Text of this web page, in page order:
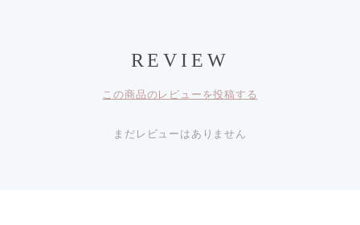
REVIEW
この商品のレビューを投稿する
まだレビューはありません